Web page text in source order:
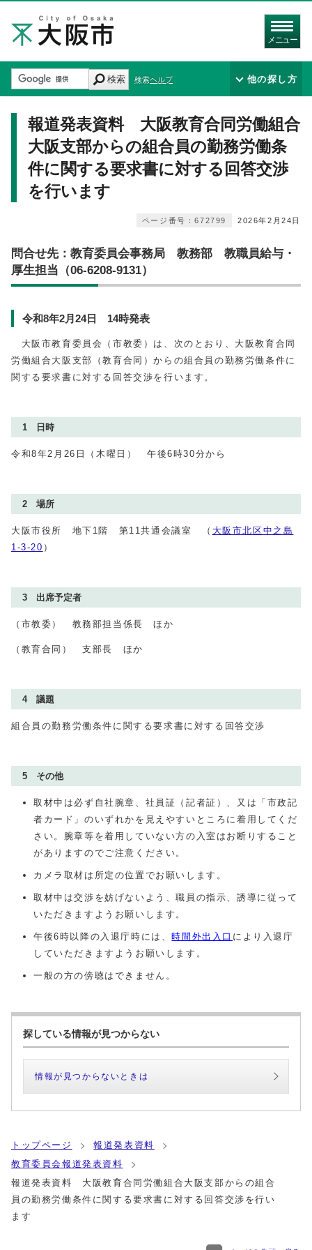
メニュー
検索 検索ヘルプ 他の探し方
報道発表資料 大阪教育合同労働組合
大阪支部からの組合員の勤務労働条
件に関する要求書に対する回答交渉
を行います
2026年2月24日
ページ番号：672799
問合せ先：教育委員会事務局 教務部 教職員給与・
厚生担当（06-6208-9131）
令和8年2月24日 14時発表
大阪市教育委員会（市教委）は、次のとおり、大阪教育合同
労働組合大阪支部（教育合同）からの組合員の勤務労働条件に
関する要求書に対する回答交渉を行います。
1 日時
令和8年2月26日（木曜日） 午後6時30分から
2 場所
大阪市役所 地下1階 第11共通会議室 （ 大阪市北区中之島
1‐3‐20 ）
3 出席予定者
（市教委） 教務部担当係長 ほか
（教育合同） 支部長 ほか
4 議題
組合員の勤務労働条件に関する要求書に対する回答交渉
5 その他
取材中は必ず自社腕章、社員証（記者証）、又は「市政記
者カード」のいずれかを見えやすいところに着用してくだ
さい。腕章等を着用していない方の入室はお断りすること
がありますのでご注意ください。
カメラ取材は所定の位置でお願いします。
取材中は交渉を妨げないよう、職員の指示、誘導に従って
いただきますようお願いします。
午後6時以降の入退庁時には、時間外出入口 により入退庁
していただきますようお願いします。
一般の方の傍聴はできません。
探している情報が見つからない
情報が見つからないときは
トップページ
報道発表資料
教育委員会報道発表資料
報道発表資料 大阪教育合同労働組合大阪支部からの組合
員の勤務労働条件に関する要求書に対する回答交渉を行い
ます